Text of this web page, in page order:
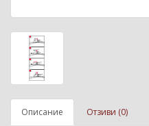
Описание Отзиви (0)